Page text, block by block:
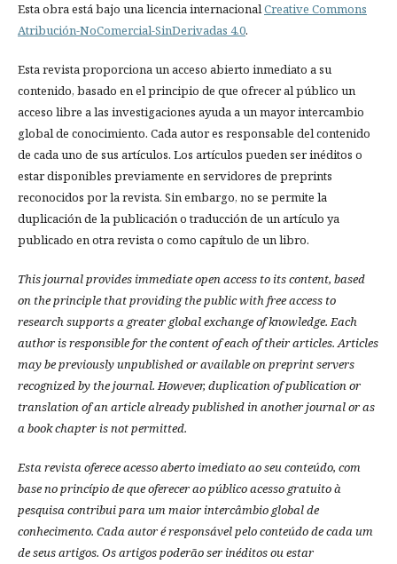
Esta obra está bajo una licencia internacionalCreative Commons
Atribución-NoComercial-SinDerivadas 4.0.
Esta revista proporciona un acceso abierto inmediato a su
contenido, basado en el principio de que ofrecer al público un
acceso libre a las investigaciones ayuda a un mayor intercambio
global de conocimiento. Cada autor es responsable del contenido
de cada uno de sus artículos. Los artículos pueden ser inéditos o
estar disponibles previamente en servidores de preprints
reconocidos por la revista. Sin embargo, no se permite la
duplicación de la publicación o traducción de un artículo ya
publicado en otra revista o como capítulo de un libro.
This journal provides immediate open access to its content, based
on the principle that providing the public with free access to
research supports a greater global exchange of knowledge. Each
author is responsible for the content of each of their articles. Articles
may be previously unpublished or available on preprint servers
recognized by the journal. However, duplication of publication or
translation of an article already published in another journal or as
a book chapter is not permitted.
Esta revista oferece acesso aberto imediato ao seu conteúdo, com
base no princípio de que oferecer ao público acesso gratuito à
pesquisa contribui para um maior intercâmbio global de
conhecimento. Cada autor é responsável pelo conteúdo de cada um
de seus artigos. Os artigos poderão ser inéditos ou estar